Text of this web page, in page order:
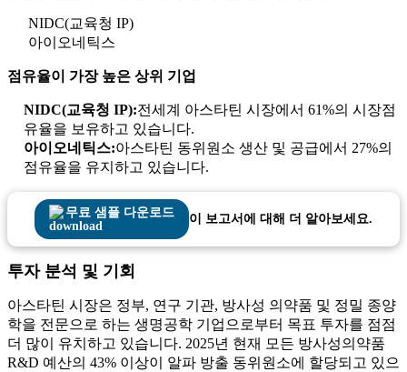
NIDC(교육청 IP)
아이오네틱스
점유율이 가장 높은 상위 기업
NIDC(교육청 IP):전세계 아스타틴 시장에서 61%의 시장점
유율을 보유하고 있습니다.
아이오네틱스:아스타틴 동위원소 생산 및 공급에서 27%의
점유율을 유지하고 있습니다.
무료 샘플 다운로드 이 보고서에 대해 더 알아보세요.
투자 분석 및 기회
아스타틴 시장은 정부, 연구 기관, 방사성 의약품 및 정밀 종양
학을 전문으로 하는 생명공학 기업으로부터 목표 투자를 점점
더 많이 유치하고 있습니다. 2025년 현재 모든 방사성의약품
R&D 예산의 43% 이상이 알파 방출 동위원소에 할당되고 있으